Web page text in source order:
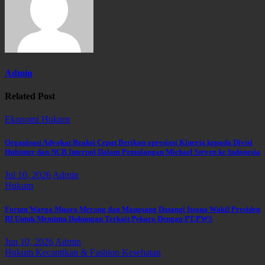
Admin
Related Post
Ekonomi Hukum
Organisasi Advokat Reaksi Cepat Berikan apresiasi Kinerja kepada Divisi
Hubinter dan NCB Interpol Dalam Pemulangan Michael Steven ke Indonesia
Jul 10, 2026Admin
Hukum
Forum Warga Muara Merang dan Mangsang Datangi Istana Wakil Presiden
RI Untuk Meminta Dukungan Terkait Pekara Dengan PT.PWS
Jun 10, 2026 Admin
Hukum Kecantikan & Fashion Kesehatan